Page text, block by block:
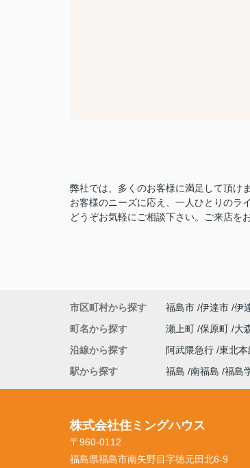
弊社では、多くのお客様に満足して頂け
お客様のニーズに応え、一人ひとりのラ
どうぞお気軽にご相談下さい。ご来店を
市区町村から探す 福島市 伊達市 伊
町名から探す
瀬上町 保原町 大
沿線から探す
阿武隈急行 東北本
駅から探す
福島 南福島 福島
株式会社住ミングハウス
〒960-0112
福島県福島市南矢野目字徳元田北6-9